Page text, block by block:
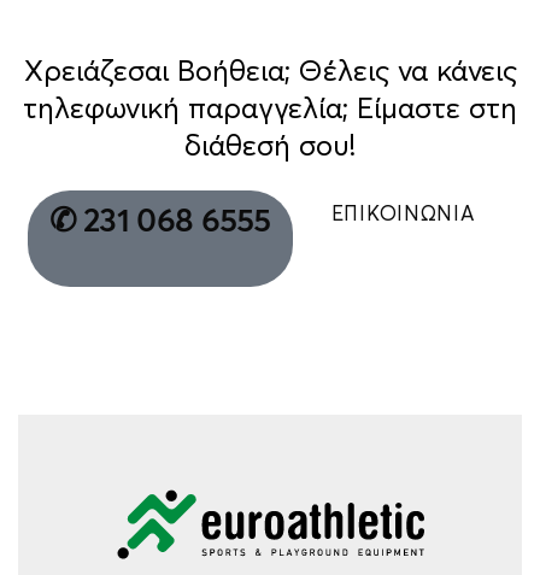
Χρειάζεσαι Βοήθεια; Θέλεις να κάνεις
τηλεφωνική παραγγελία; Είμαστε στη
διάθεσή σου!
✆ 231 068 6555 ΕΠΙΚΟΙΝΩΝΙΑ